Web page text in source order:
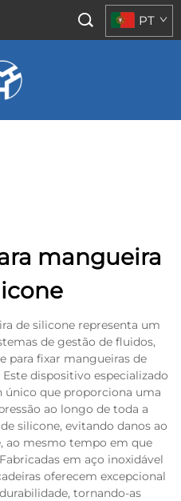
PT
mangueira
de silicone representa um
de gestão de fluidos,
para fixar mangueiras de
dispositivo especializado
único que proporciona uma
ao longo de toda a
silicone, evitando danos ao
ao mesmo tempo em que
em aço inoxidável
oferecem excepcional
tornando-as